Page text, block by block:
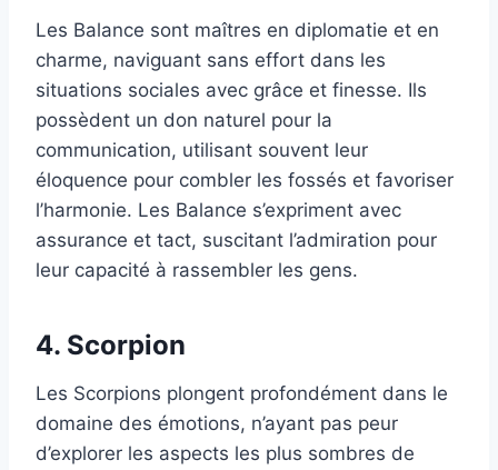
Les Balance sont maîtres en diplomatie et en
charme, naviguant sans effort dans les
situations sociales avec grâce et finesse. Ils
possèdent un don naturel pour la
communication, utilisant souvent leur
éloquence pour combler les fossés et favoriser
l’harmonie. Les Balance s’expriment avec
assurance et tact, suscitant l’admiration pour
leur capacité à rassembler les gens.
4. Scorpion
Les Scorpions plongent profondément dans le
domaine des émotions, n’ayant pas peur
d’explorer les aspects les plus sombres de